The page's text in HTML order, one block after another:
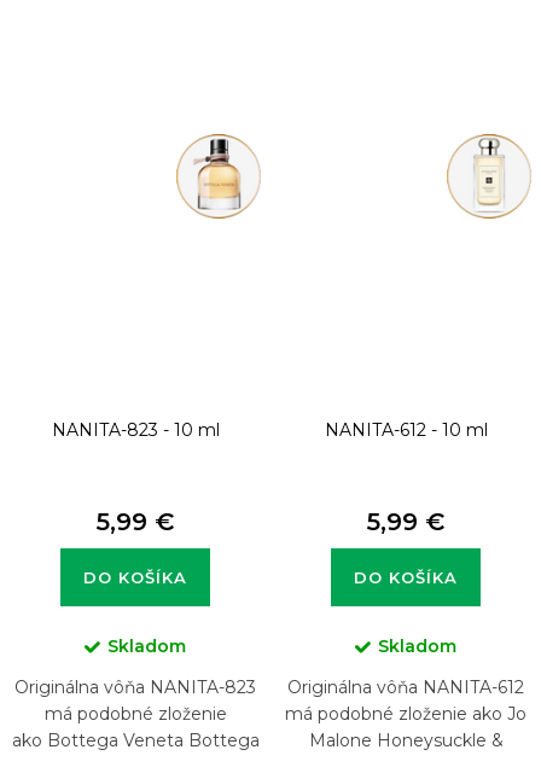
NANITA-823 - 10 ml
5,99 €
DO KOŠÍKA
Skladom
Originálna vôňa NANITA-823
má podobné zloženie
ako Bottega Veneta Bottega
NANITA-612 - 10 ml
5,99 €
DO KOŠÍKA
Skladom
Originálna vôňa NANITA-612
má podobné zloženie ako Jo
Malone Honeysuckle &